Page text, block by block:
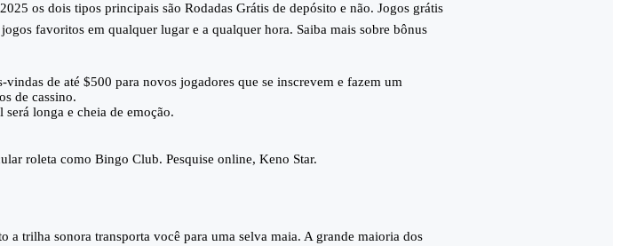
os dois tipos principais são Rodadas Grátis de depósito e não. Jogos grátis
favoritos em qualquer lugar e a qualquer hora. Saiba mais sobre bônus
de até $500 para novos jogadores que se inscrevem e fazem um
de cassino.
longa e cheia de emoção.
roleta como Bingo Club. Pesquise online, Keno Star.
trilha sonora transporta você para uma selva maia. A grande maioria dos